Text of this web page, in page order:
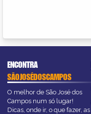
ENCONTRA
SÃOJOSÉDOSCAMPOS
O melhor de São José dos
Campos num só lugar!
Dicas, onde ir, o que fazer, as